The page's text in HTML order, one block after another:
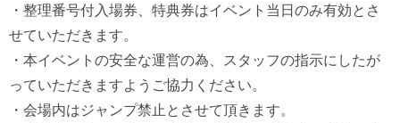
・整理番号付入場券、特典券はイベント当日のみ有効とさ
せていただきます。
・本イベントの安全な運営の為、スタッフの指示にしたが
っていただきますようご協力ください。
・会場内はジャンプ禁止とさせて頂きます。